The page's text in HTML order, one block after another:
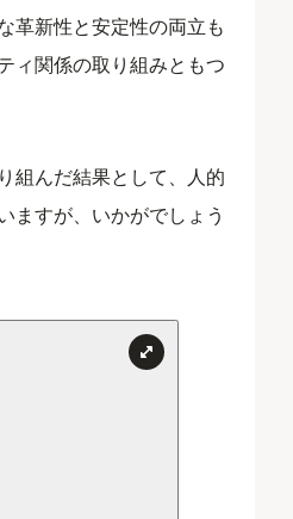
革新性と安定性の両立も
ィ関係の取り組みともつ
組んだ結果として、人的
ますが、いかがでしょう